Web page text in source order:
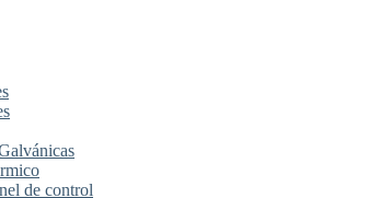
de control